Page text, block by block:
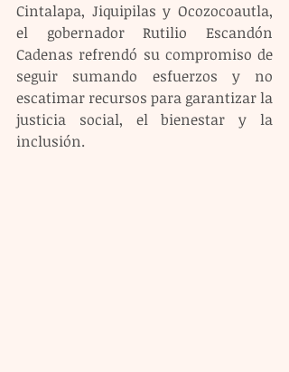
Cintalapa, Jiquipilas y Ocozocoautla,
el gobernador Rutilio Escandón
Cadenas refrendó su compromiso de
seguir sumando esfuerzos y no
escatimar recursos para garantizar la
justicia social, el bienestar y la
inclusión.